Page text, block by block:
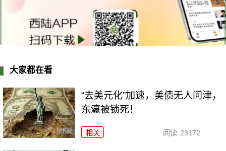
大家都在看
“去美元化”加速，美债无人问津，
东瀛被锁死！
相关 阅读 23172